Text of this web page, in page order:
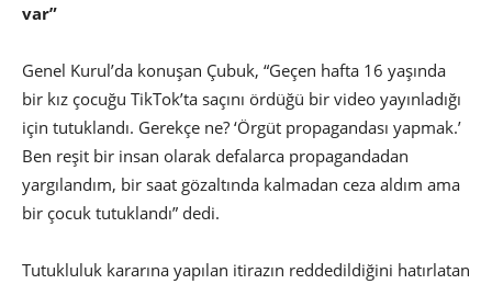
var”
Genel Kurul’da konuşan Çubuk, “Geçen hafta 16 yaşında
bir kız çocuğu TikTok’ta saçını ördüğü bir video yayınladığı
için tutuklandı. Gerekçe ne? ‘Örgüt propagandası yapmak.’
Ben reşit bir insan olarak defalarca propagandadan
yargılandım, bir saat gözaltında kalmadan ceza aldım ama
bir çocuk tutuklandı” dedi.
Tutukluluk kararına yapılan itirazın reddedildiğini hatırlatan